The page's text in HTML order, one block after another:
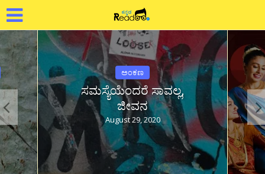
ಅಂಕಣ
ಸಮಸ್ಯೆಯೆಂದರೆ ಸಾವಲ್ಲ,
ಜೀವನ
August 29, 2020